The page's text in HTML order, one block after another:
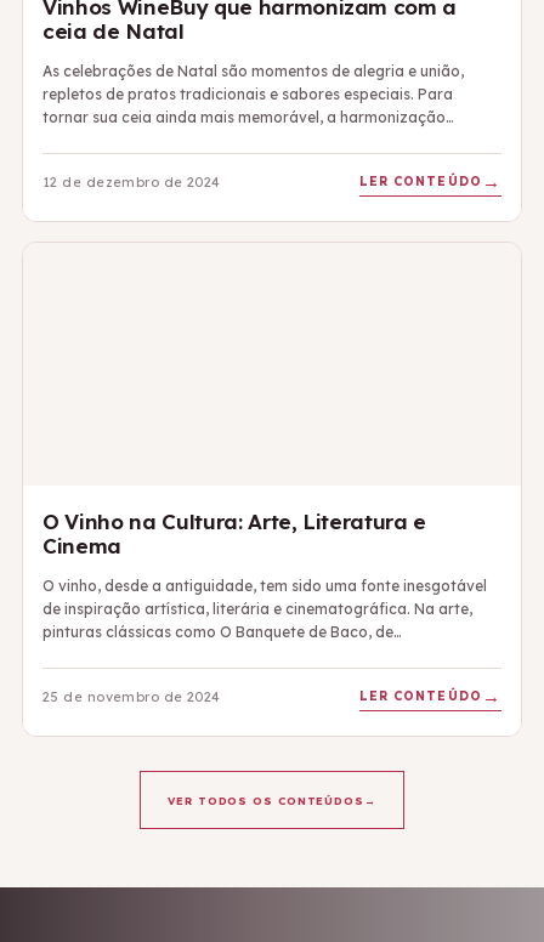
Vinhos WineBuy que harmonizam com a
ceia de Natal
As celebrações de Natal são momentos de alegria e união,
repletos de pratos tradicionais e sabores especiais. Para
tornar sua ceia ainda mais memorável, a harmonização…
12 de dezembro de 2024 LER CONTEÚDO
O Vinho na Cultura: Arte, Literatura e
Cinema
O vinho, desde a antiguidade, tem sido uma fonte inesgotável
de inspiração artística, literária e cinematográfica. Na arte,
pinturas clássicas como O Banquete de Baco, de…
25 de novembro de 2024 LER CONTEÚDO
VER TODOS OS CONTEÚDOS →